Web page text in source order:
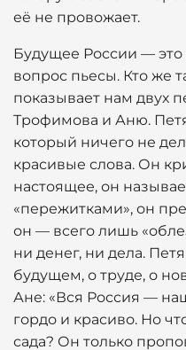
её не провожает.
Будущее России —
вопрос пьесы. Кто же
показывает нам двух
Трофимова и Аню.
который ничего не
красивые слова. Он
настоящее, он
«пережитками», он
он — всего лишь
ни денег, ни дела.
будущем, о труде, о
Ане: «Вся Россия —
гордо и красиво. Но
сада? Он только